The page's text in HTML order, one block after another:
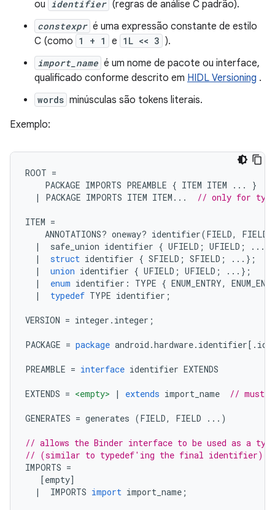
ou identifier (regras de análise C padrão).
constexpr é uma expressão constante de estilo
C (como 1 + 1 e 1L << 3 ).
import_name é um nome de pacote ou interface,
qualificado conforme descrito em HIDL Versioning .
words minúsculas são tokens literais.
Exemplo:
ROOT =
PACKAGE IMPORTS PREAMBLE { ITEM ITEM ... }
|
PACKAGE IMPORTS ITEM ITEM ... // only for
ITEM =
ANNOTATIONS? oneway? identifier(FIELD, FIELD
|
safe_union identifier { UFIELD ; UFIELD ;
...};
|
struct identifier { SFIELD ; SFIELD ; ...};
|
union identifier { UFIELD ; UFIELD ;
...};
|
enum identifier : TYPE { ENUM_ENTRY,
|
typedef TYPE identifier ;
VERSION = integer . integer ;
PACKAGE = package android .hardware. identifier[.
PREAMBLE = interface identifier EXTENDS
EXTENDS = <empty> | extends import_name // must
GENERATES = generates (FIELD, FIELD ...)
// allows the Binder interface to be used as a type
// (similar to typedef'ing the final identifier)
IMPORTS =
[empty]
|
IMPORTS import import_name ;